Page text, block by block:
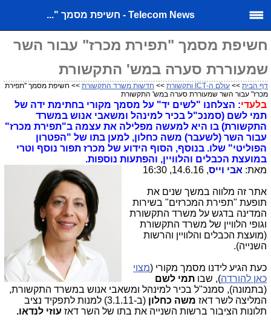
Telecom News - חשיפת מסמך "...
חשיפת מסמך "תפירת מכרז" עבור השר
שמעוררת סערה במש' התקשורת
דף הבית >> עולם ה-ICT ותקשורת >> חדשות משרד התקשורת >> חשיפת מסמך "תפירת
מכרז" עבור השר שמעוררת סערה במש' התקשורת
בלעדי: הצלחנו "לשים יד" על מסמך מקורי בחתימת ידה של
תמי לשם (סמנכ"ל בכיר למינהל ומשאבי אנוש במשרד
התקשורת) בו היא למעשה מפלילה את עצמה ב"תפירת מכרז"
עבור השר (לשעבר) משה כחלון, למען בתו של "הפטרון
הפוליטי" שלו. בנוסף, הסוף הידוע של מכרז תפור נוסף וטרי
במועצת הכבלים והלוויין, והפתעות נוספות.
מאת: אבי וייס, 14.6.16, 16:30
אתר זה מלווה במשך שנים את
תופעת "תפירת המכרזים" בשירות
המדינה בדגש על משרד התקשורת
וגופי הלוויין של משרד התקשורת
(מועצת הכבלים והלוויין והרשות
השנייה).
כעת הגיע לידנו מסמך מקורי (מצוי
כאן להורדה), שבו תמי לשם
(בתמונה), סמנכ"ל בכיר למינהל ומשאבי אנוש במשרד התקשורת,
המליצה לשר דאז משה כחלון
(ב-3.1.11) למנות לתפקיד נציב
תלונות הציבור ברשות השנייה את בתו של השר דאז עוזי לנדאו.